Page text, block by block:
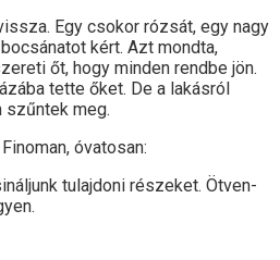
Egy csokor rózsát, egy nagy
kért. Azt mondta,
őt, hogy minden rendbe jön.
tette őket. De a lakásról
meg.
óvatosan:
tulajdoni részeket. Ötven-